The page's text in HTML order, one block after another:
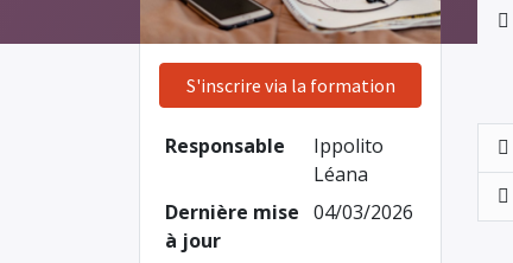
S'inscrire via la formation
Responsable
Ippolito
Léana
Dernière mise
à jour
04/03/2026